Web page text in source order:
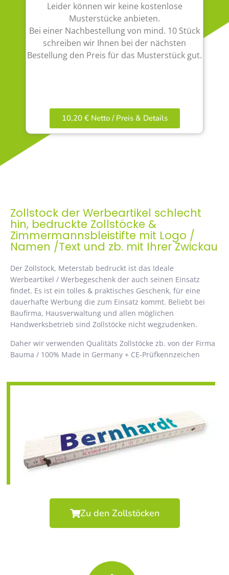
Leider können wir keine kostenlose
Musterstücke anbieten.
Bei einer Nachbestellung von mind. 10 Stück
schreiben wir Ihnen bei der nächsten
Bestellung den Preis für das Musterstück gut.
10,20 € Netto / Preis & Details
Zollstock der Werbeartikel schlecht
hin, bedruckte Zollstöcke &
Zimmermannsbleistifte mit Logo /
Namen /Text und zb. mit Ihrer Zwickau
Der Zollstock, Meterstab bedruckt ist das Ideale
Werbeartikel / Werbegeschenk der auch seinen Einsatz
findet. Es ist ein tolles & praktisches Geschenk, für eine
dauerhafte Werbung die zum Einsatz kommt. Beliebt bei
Baufirma, Hausverwaltung und allen möglichen
Handwerksbetrieb sind Zollstöcke nicht wegzudenken.
Daher wir verwenden Qualitäts Zollstöcke zb. von der Firma
Bauma / 100% Made in Germany + CE-Prüfkennzeichen
Zu den Zollstöcken